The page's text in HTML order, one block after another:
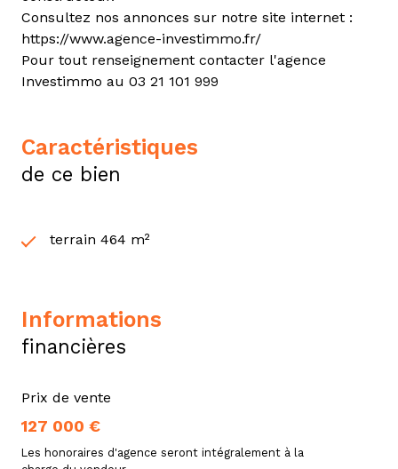
Consultez nos annonces sur notre site internet :
https://www.agence-investimmo.fr/
Pour tout renseignement contacter l'agence
Investimmo au 03 21 101 999
caractéristiques
de ce bien
terrain 464 m²
informations
financières
Prix de vente
127 000 €
Les honoraires d'agence seront intégralement à la